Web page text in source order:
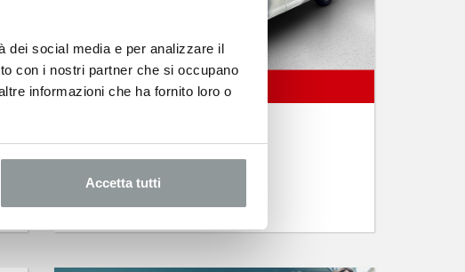
dei social media e per analizzare il
con i nostri partner che si occupano
informazioni che ha fornito loro o
Accetta tutti
2.2d 150cv s&s l1 executive d 8p.ti
593€